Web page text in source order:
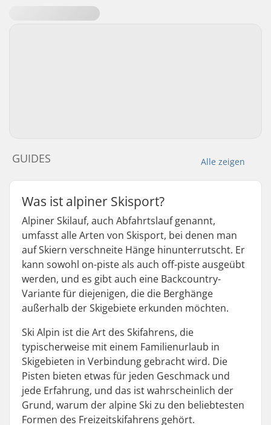
Alle zeigen
GUIDES
Was ist alpiner Skisport?
Alpiner Skilauf, auch Abfahrtslauf genannt,
umfasst alle Arten von Skisport, bei denen man
auf Skiern verschneite Hänge hinunterrutscht. Er
kann sowohl on-piste als auch off-piste ausgeübt
werden, und es gibt auch eine Backcountry-
Variante für diejenigen, die die Berghänge
außerhalb der Skigebiete erkunden möchten.
Ski Alpin ist die Art des Skifahrens, die
typischerweise mit einem Familienurlaub in
Skigebieten in Verbindung gebracht wird. Die
Pisten bieten etwas für jeden Geschmack und
jede Erfahrung, und das ist wahrscheinlich der
Grund, warum der alpine Ski zu den beliebtesten
Formen des Freizeitskifahrens gehört.